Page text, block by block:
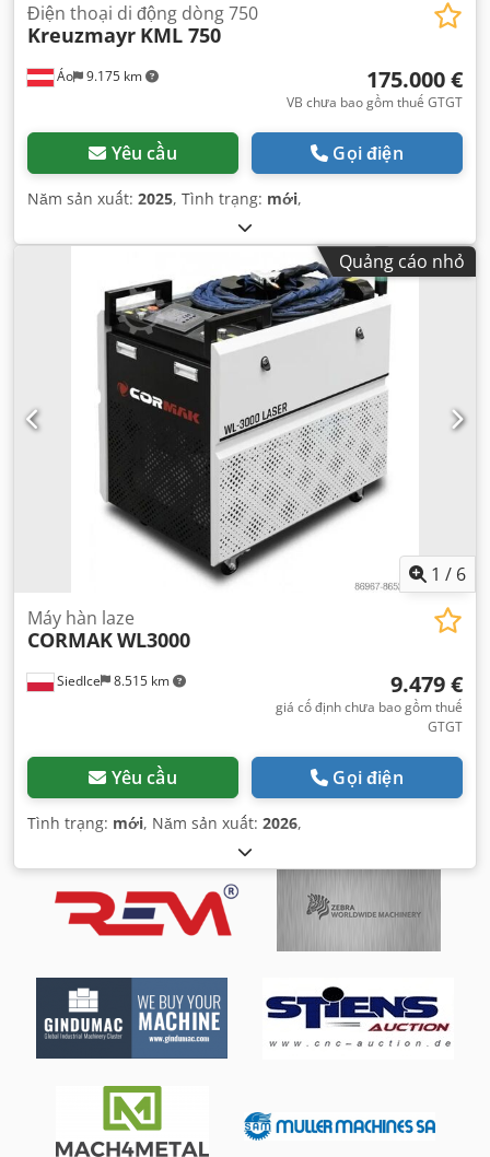
Áo 9.175 km
Điện thoại di động dòng 750
Kreuzmayr KML 750
175.000 €
VB chưa bao gồm thuế GTGT
Yêu cầu Gọi điện
Năm sản xuất: 2025, Tình trạng: mới,
Quảng cáo nhỏ
1 / 6
Siedlce 8.515 km
Máy hàn laze
CORMAKWL3000
9.479 €
giá cố định chưa bao gồm thuế
GTGT
Yêu cầu Gọi điện
Tình trạng: mới, Năm sản xuất: 2026,